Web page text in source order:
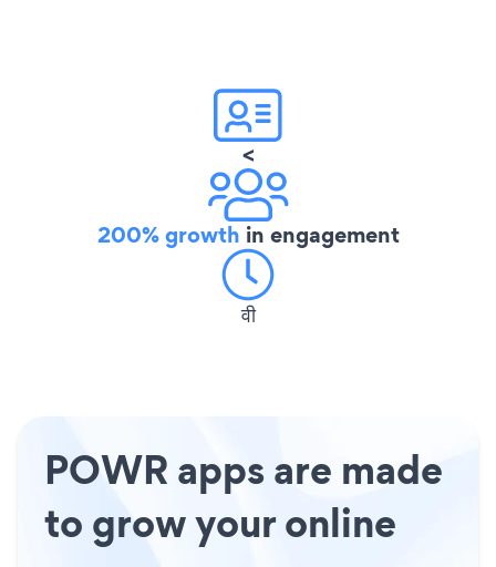
<
200% growth in engagement
वी
POWR apps are made
to grow your online